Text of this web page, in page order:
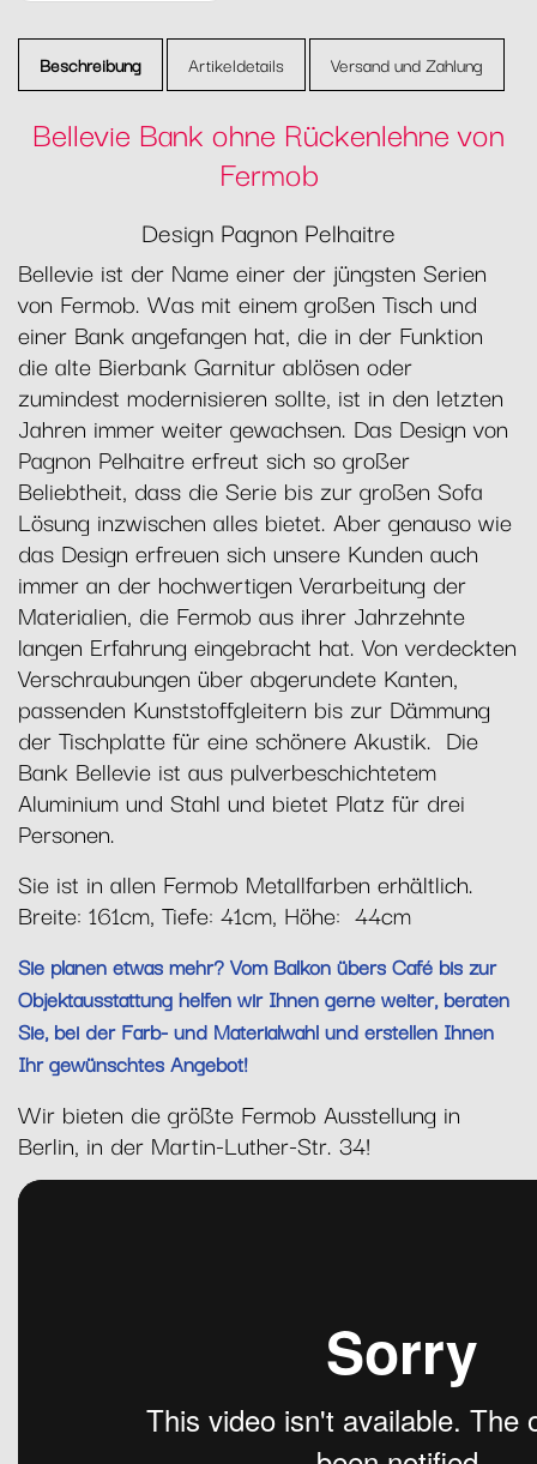
Beschreibung Artikeldetails Versand und Zahlung
Bellevie Bank ohne Rückenlehne von
Fermob
Design Pagnon Pelhaitre
Bellevie ist der Name einer der jüngsten Serien
von Fermob. Was mit einem großen Tisch und
einer Bank angefangen hat, die in der Funktion
die alte Bierbank Garnitur ablösen oder
zumindest modernisieren sollte, ist in den letzten
Jahren immer weiter gewachsen. Das Design von
Pagnon Pelhaitre erfreut sich so großer
Beliebtheit, dass die Serie bis zur großen Sofa
Lösung inzwischen alles bietet. Aber genauso wie
das Design erfreuen sich unsere Kunden auch
immer an der hochwertigen Verarbeitung der
Materialien, die Fermob aus ihrer Jahrzehnte
langen Erfahrung eingebracht hat. Von verdeckten
Verschraubungen über abgerundete Kanten,
passenden Kunststoffgleitern bis zur Dämmung
der Tischplatte für eine schönere Akustik. Die
Bank Bellevie ist aus pulverbeschichtetem
Aluminium und Stahl und bietet Platz für drei
Personen.
Sie ist in allen Fermob Metallfarben erhältlich.
Breite: 161cm, Tiefe: 41cm, Höhe: 44cm
Sie planen etwas mehr? Vom Balkon übers Café bis zur
Objektausstattung helfen wir Ihnen gerne weiter, beraten
Sie, bei der Farb- und Materialwahl und erstellen Ihnen
Ihr gewünschtes Angebot!
Wir bieten die größte Fermob Ausstellung in
Berlin, in der Martin-Luther-Str. 34!